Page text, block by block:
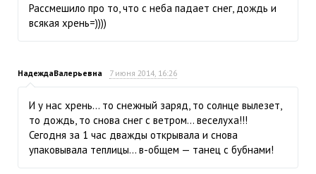
Рассмешило про то, что с неба падает снег, дождь и
всякая хрень=))))
НадеждаВалерьевна 7 июня 2014, 16:26
И у нас хрень… то снежный заряд, то солнце вылезет,
то дождь, то снова снег с ветром… веселуха!!!
Сегодня за 1 час дважды открывала и снова
упаковывала теплицы… в-общем — танец с бубнами!